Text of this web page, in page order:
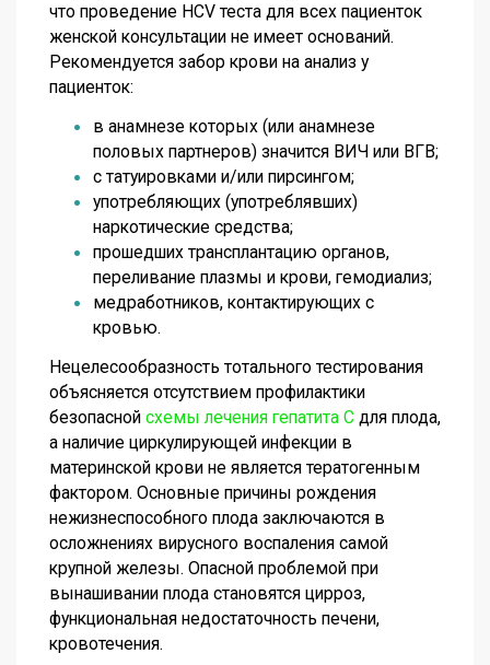
что проведение HCV теста для всех пациенток
женской консультации не имеет оснований.
Рекомендуется забор крови на анализ у
пациенток:
в анамнезе которых (или анамнезе
половых партнеров) значится ВИЧ или ВГВ;
с татуировками и/или пирсингом;
употребляющих (употреблявших)
наркотические средства;
прошедших трансплантацию органов,
переливание плазмы и крови, гемодиализ;
медработников, контактирующих с
кровью.
Нецелесообразность тотального тестирования
объясняется отсутствием профилактики
безопасной схемы лечения гепатита С для плода,
а наличие циркулирующей инфекции в
материнской крови не является тератогенным
фактором. Основные причины рождения
нежизнеспособного плода заключаются в
осложнениях вирусного воспаления самой
крупной железы. Опасной проблемой при
вынашивании плода становятся цирроз,
функциональная недостаточность печени,
кровотечения.